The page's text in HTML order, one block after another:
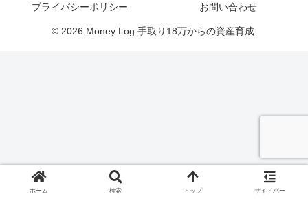
プライバシーポリシー お問い合わせ
© 2026 Money Log 手取り18万からの資産育成.
ホーム 検索 トップ サイドバー